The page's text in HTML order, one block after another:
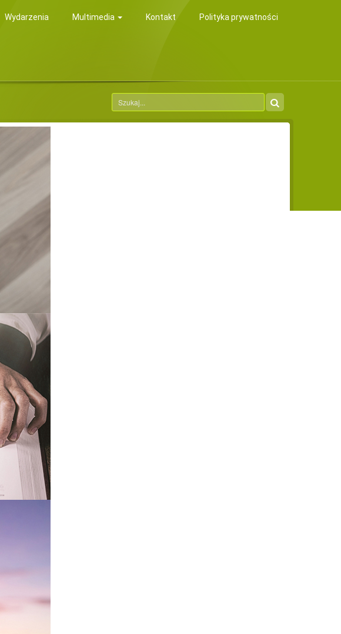
Wydarzenia Multimedia Kontakt Polityka prywatności